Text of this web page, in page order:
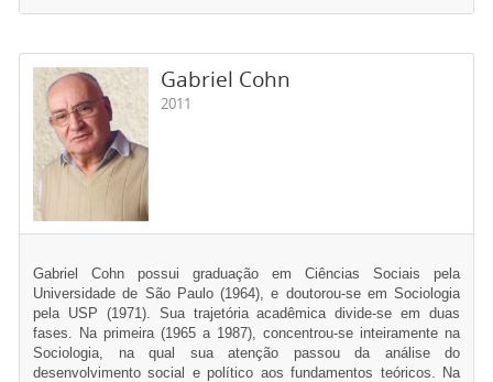
Gabriel Cohn
2011
Gabriel Cohn possui graduação em Ciências Sociais pela
Universidade de São Paulo (1964), e doutorou-se em Sociologia
pela USP (1971). Sua trajetória acadêmica divide-se em duas
fases. Na primeira (1965 a 1987), concentrou-se inteiramente na
Sociologia, na qual sua atenção passou da análise do
desenvolvimento social e político aos fundamentos teóricos. Na